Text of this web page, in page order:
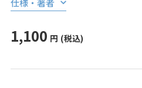
仕様・著者
1,100 円 (税込)